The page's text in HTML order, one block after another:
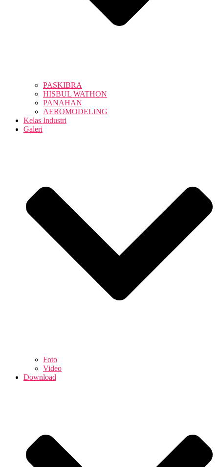
PASKIBRA
HISBUL WATHON
PANAHAN
AEROMODELING
Kelas Industri
Galeri
Foto
Video
Download